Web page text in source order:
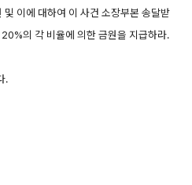
이에 대하여 이 사건 소장부본 송달받
의 각 비율에 의한 금원을 지급하라.
.